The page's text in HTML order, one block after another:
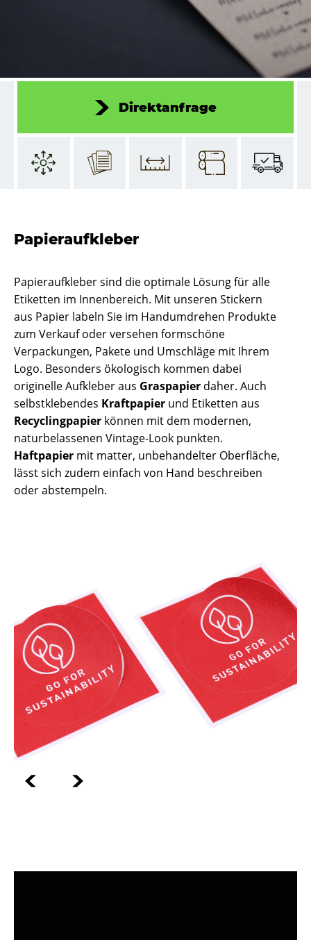
Direktanfrage
Papieraufkleber
Papieraufkleber sind die optimale Lösung für alle
Etiketten im Innenbereich. Mit unseren Stickern
aus Papier labeln Sie im Handumdrehen Produkte
zum Verkauf oder versehen formschöne
Verpackungen, Pakete und Umschläge mit Ihrem
Logo. Besonders ökologisch kommen dabei
originelle Aufkleber aus Graspapier daher. Auch
selbstklebendes Kraftpapier und Etiketten aus
Recyclingpapier können mit dem modernen,
naturbelassenen Vintage-Look punkten.
Haftpapier mit matter, unbehandelter Oberfläche,
lässt sich zudem einfach von Hand beschreiben
oder abstempeln.